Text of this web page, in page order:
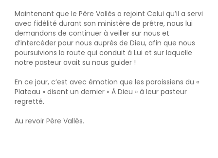
Maintenant que le Père Vallès a rejoint Celui qu’il a servi
avec fidélité durant son ministère de prêtre, nous lui
demandons de continuer à veiller sur nous et
d’intercéder pour nous auprès de Dieu, afin que nous
poursuivions la route qui conduit à Lui et sur laquelle
notre pasteur avait su nous guider !
En ce jour, c’est avec émotion que les paroissiens du «
Plateau » disent un dernier « À Dieu » à leur pasteur
regretté.
Au revoir Père Vallès.